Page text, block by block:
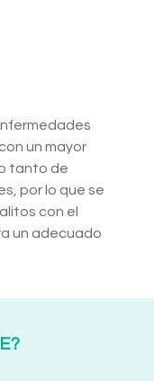
un mayor
tanto de
por lo que se
con el
un adecuado